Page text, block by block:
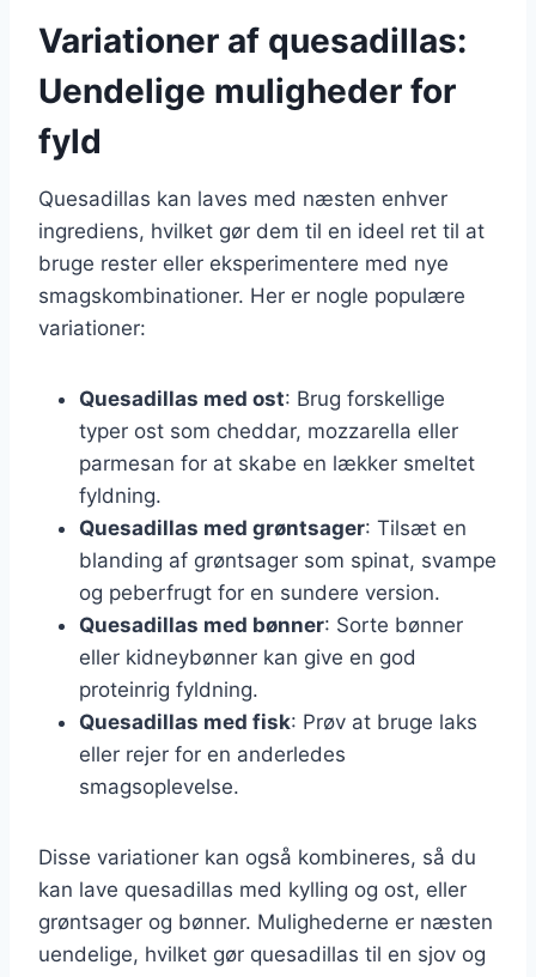
Variationer af quesadillas:
Uendelige muligheder for
fyld
Quesadillas kan laves med næsten enhver
ingrediens, hvilket gør dem til en ideel ret til at
bruge rester eller eksperimentere med nye
smagskombinationer. Her er nogle populære
variationer:
Quesadillas med ost: Brug forskellige
typer ost som cheddar, mozzarella eller
parmesan for at skabe en lækker smeltet
fyldning.
Quesadillas med grøntsager: Tilsæt en
blanding af grøntsager som spinat, svampe
og peberfrugt for en sundere version.
Quesadillas med bønner: Sorte bønner
eller kidneybønner kan give en god
proteinrig fyldning.
Quesadillas med fisk: Prøv at bruge laks
eller rejer for en anderledes
smagsoplevelse.
Disse variationer kan også kombineres, så du
kan lave quesadillas med kylling og ost, eller
grøntsager og bønner. Mulighederne er næsten
uendelige, hvilket gør quesadillas til en sjov og